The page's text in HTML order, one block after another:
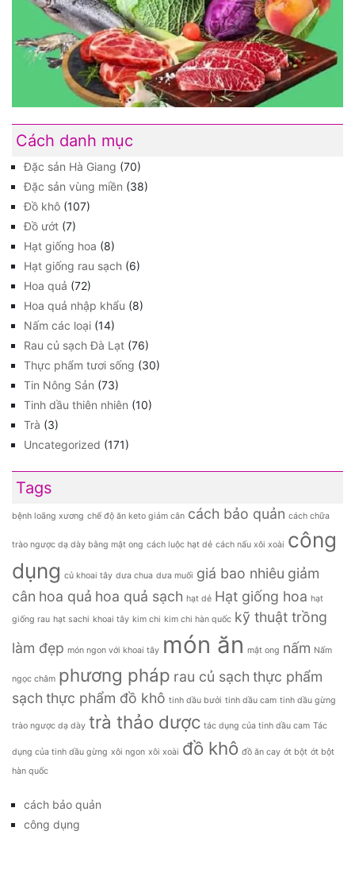
Cách danh mục
Đặc sản Hà Giang (70)
Đặc sản vùng miền (38)
Đồ khô (107)
Đồ ướt (7)
Hạt giống hoa (8)
Hạt giống rau sạch (6)
Hoa quả (72)
Hoa quả nhập khẩu (8)
Nấm các loại (14)
Rau củ sạch Đà Lạt (76)
Thực phẩm tươi sống (30)
Tin Nông Sản (73)
Tinh dầu thiên nhiên (10)
Trà (3)
Uncategorized (171)
Tags
bệnh loãng xương chế độ ăn keto giảm cân cách bảo quản cách chữa
trào ngược dạ dày bằng mật ong cách luộc hạt dẻ cách nấu xôi xoài công
dụng củ khoai tây dưa chua dưa muối giá bao nhiêu giảm
cân hoa quả hoa quả sạch hạt dẻ Hạt giống hoa hạt
giống rau hạt sachi khoai tây kim chi kim chi hàn quốc kỹ thuật trồng
làm đẹp món ngon với khoai tây món ăn mật ong nấm Nấm
ngọc châm phương pháp rau củ sạch thực phẩm
sạch thực phẩm đồ khô tinh dầu bưởi tinh dầu cam tinh dầu gừng
trào ngược dạ dày trà thảo dược tác dụng của tinh dầu cam Tác
dụng của tinh dầu gừng xôi ngon xôi xoài đồ khô đồ ăn cay ớt bột ớt bột
hàn quốc
cách bảo quản
công dụng